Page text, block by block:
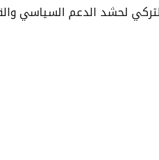
لحشد الدعم السياسي